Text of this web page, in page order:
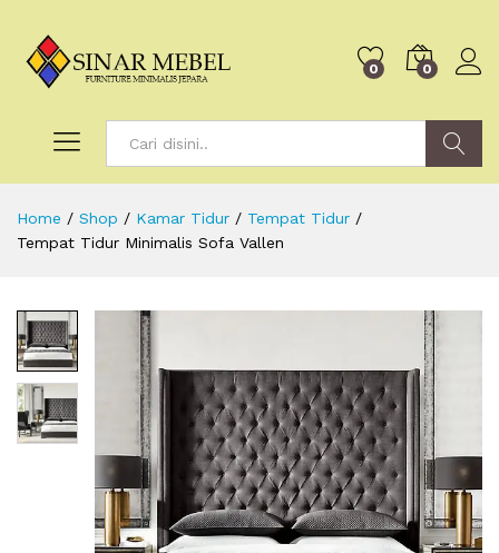
0 0
Search
Home / Shop / Kamar Tidur / Tempat Tidur /
Tempat Tidur Minimalis Sofa Vallen